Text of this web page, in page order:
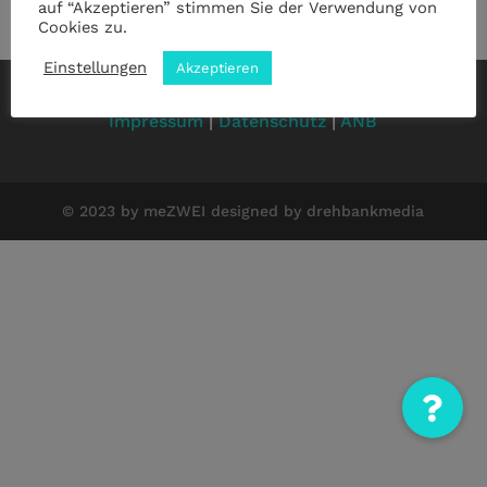
Impressum|Datenschutz|ANB
© 2023 by meZWEI designed by drehbankmedia
auf “Akzeptieren” stimmen Sie der Verwendung von
Cookies zu.
Einstellungen Akzeptieren